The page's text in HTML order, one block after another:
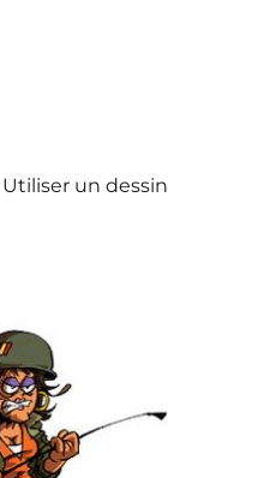
Utiliser un dessin